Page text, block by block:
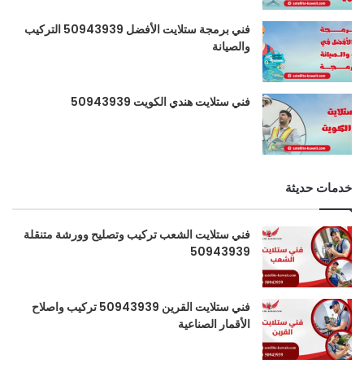
فني برمجة ستلايت الأفضل 50943939 التركيب
والصيانة
فني ستلايت هندي الكويت 50943939
خدمات حديثة
فني ستلايت الشعب تركيب وتصليح وورشة متنقلة
50943939
فني ستلايت القرين 50943939 تركيب واصلاح
الأقمار الصناعية